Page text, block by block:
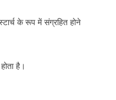
के रूप में संग्रहित होने
है।